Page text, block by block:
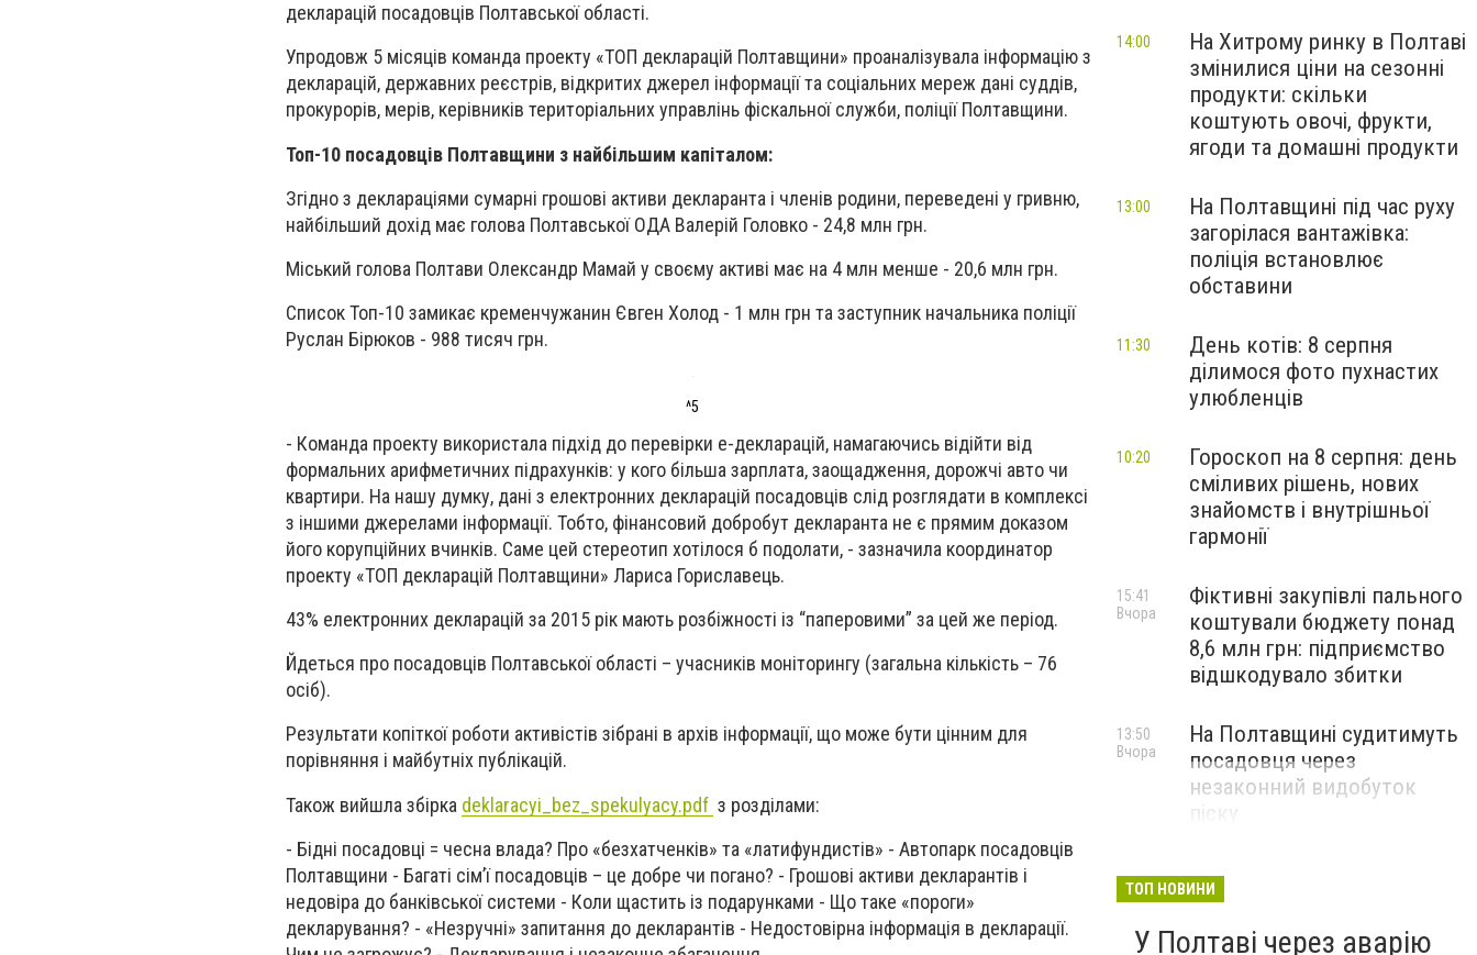
декларацій посадовців Полтавської області.
Упродовж 5 місяців команда проекту «ТОП декларацій Полтавщини» проаналізувала інформацію з
декларацій, державних реєстрів, відкритих джерел інформації та соціальних мереж дані суддів,
прокурорів, мерів, керівників територіальних управлінь фіскальної служби, поліції Полтавщини.
Топ-10 посадовців Полтавщини з найбільшим капіталом:
Згідно з деклараціями сумарні грошові активи декларанта і членів родини, переведені у гривню,
найбільший дохід має голова Полтавської ОДА Валерій Головко - 24,8 млн грн.
Міський голова Полтави Олександр Мамай у своєму активі має на 4 млн менше - 20,6 млн грн.
Список Топ-10 замикає кременчужанин Євген Холод - 1 млн грн та заступник начальника поліції
Руслан Бірюков - 988 тисяч грн.
^5
- Команда проекту використала підхід до перевірки е-декларацій, намагаючись відійти від
формальних арифметичних підрахунків: у кого більша зарплата, заощадження, дорожчі авто чи
квартири. На нашу думку, дані з електронних декларацій посадовців слід розглядати в комплексі
з іншими джерелами інформації. Тобто, фінансовий добробут декларанта не є прямим доказом
його корупційних вчинків. Саме цей стереотип хотілося б подолати, - зазначила координатор
проекту «ТОП декларацій Полтавщини» Лариса Гориславець.
43% електронних декларацій за 2015 рік мають розбіжності із “паперовими” за цей же період.
Йдеться про посадовців Полтавської області – учасників моніторингу (загальна кількість – 76
осіб).
Результати копіткої роботи активістів зібрані в архів інформації, що може бути цінним для
порівняння і майбутніх публікацій.
Також вийшла збірка deklaracyi_bez_spekulyacy.pdf з розділами:
- Бідні посадовці = чесна влада? Про «безхатченків» та «латифундистів» - Автопарк посадовців
Полтавщини - Багаті сім’ї посадовців – це добре чи погано? - Грошові активи декларантів і
недовіра до банківської системи - Коли щастить із подарунками - Що таке «пороги»
декларування? - «Незручні» запитання до декларантів - Недостовірна інформація в декларації.
На Хитрому ринку в Полтаві
змінилися ціни на сезонні
продукти: скільки
коштують овочі, фрукти,
ягоди та домашні продукти
14:00
На Полтавщині під час руху
загорілася вантажівка:
поліція встановлює
обставини
13:00
День котів: 8 серпня
ділимося фото пухнастих
улюбленців
11:30
Гороскоп на 8 серпня: день
сміливих рішень, нових
знайомств і внутрішньої
гармонії
10:20
Фіктивні закупівлі пального
коштували бюджету понад
8,6 млн грн: підприємство
відшкодувало збитки
15:41
Вчора
На Полтавщині судитимуть
посадовця через
незаконний видобуток
13:50
Вчора
ТОП НОВИНИ
У Полтаві через аварію